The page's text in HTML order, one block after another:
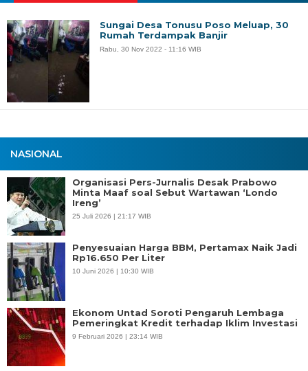
NASIONAL
Organisasi Pers-Jurnalis Desak Prabowo
Minta Maaf soal Sebut Wartawan ‘Londo
Ireng’
25 Juli 2026 | 21:17 WIB
Penyesuaian Harga BBM, Pertamax Naik Jadi
Rp16.650 Per Liter
10 Juni 2026 | 10:30 WIB
Ekonom Untad Soroti Pengaruh Lembaga
Pemeringkat Kredit terhadap Iklim Investasi
9 Februari 2026 | 23:14 WIB
Sungai Desa Tonusu Poso Meluap, 30
Rumah Terdampak Banjir
Rabu, 30 Nov 2022 - 11:16 WIB